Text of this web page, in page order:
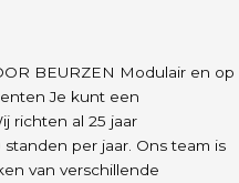
BEURZEN Modulair en op
Je kunt een
richten al 25 jaar
per jaar. Ons team is
van verschillende